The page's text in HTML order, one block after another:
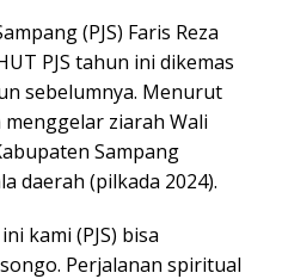
(PJS) Faris Reza
PJS tahun ini dikemas
sebelumnya. Menurut
menggelar ziarah Wali
Sampang
daerah (pilkada 2024).
kami (PJS) bisa
Perjalanan spiritual